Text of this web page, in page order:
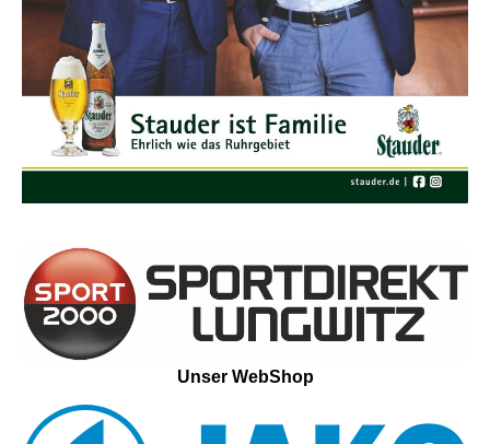
Unser WebShop